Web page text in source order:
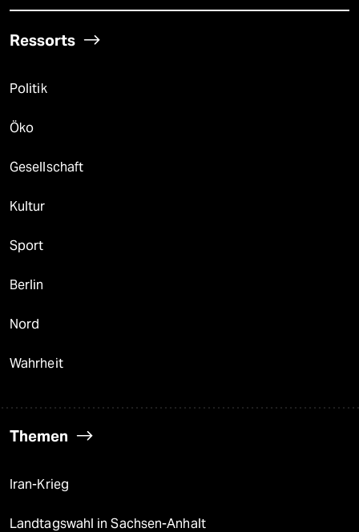
Ressorts
Politik
Öko
Gesellschaft
Kultur
Sport
Berlin
Nord
Wahrheit
Themen
Iran-Krieg
Landtagswahl in Sachsen-Anhalt